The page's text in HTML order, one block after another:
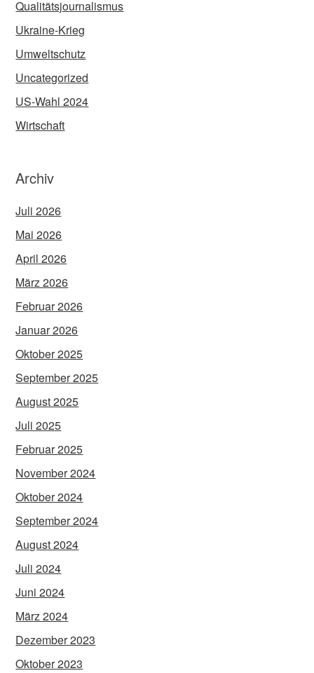
Qualitätsjournalismus
Ukraine-Krieg
Umweltschutz
Uncategorized
US-Wahl 2024
Wirtschaft
Archiv
Juli 2026
Mai 2026
April 2026
März 2026
Februar 2026
Januar 2026
Oktober 2025
September 2025
August 2025
Juli 2025
Februar 2025
November 2024
Oktober 2024
September 2024
August 2024
Juli 2024
Juni 2024
März 2024
Dezember 2023
Oktober 2023